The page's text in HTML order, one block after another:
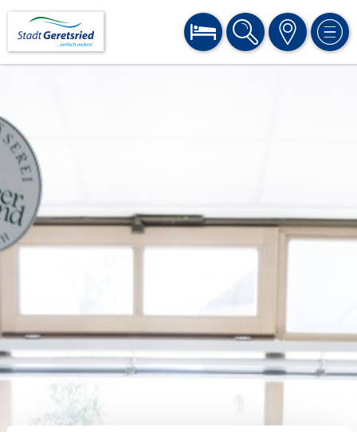
BUCHEN SUCHE KARTE MENÜ